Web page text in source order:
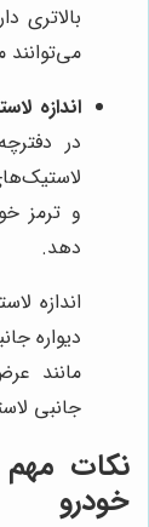
بالاتری
می‌توانند
اندازه
در
و ترمز
دهد.
اندازه
دیواره
مانند
جانبی
نکات
خودرو